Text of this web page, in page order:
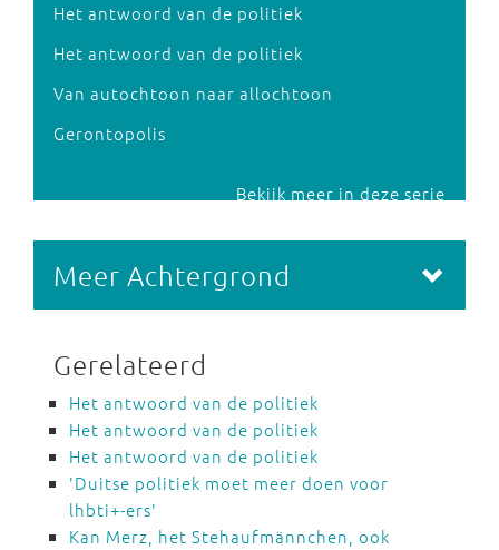
Het antwoord van de politiek
Het antwoord van de politiek
Van autochtoon naar allochtoon
Gerontopolis
Bekijk meer in deze serie
Meer Achtergrond
Gerelateerd
Het antwoord van de politiek
Het antwoord van de politiek
Het antwoord van de politiek
'Duitse politiek moet meer doen voor
lhbti+-ers'
Kan Merz, het Stehaufmännchen, ook